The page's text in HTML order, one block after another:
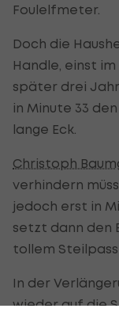
Foulelfmeter.
Doch die
Handle, einst
später drei
in Minute 33
lange Eck.
Christoph
verhindern
jedoch erst in
setzt dann den
tollem
In der
wieder auf die